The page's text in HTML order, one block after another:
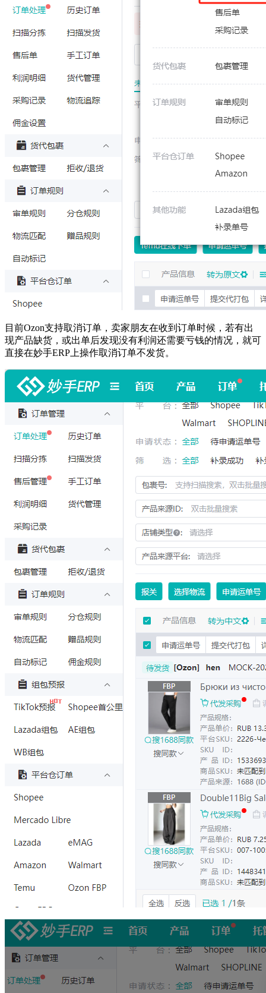
目前Ozon支持取消订单，卖家朋友在收到订单时候，若有出
现产品缺货，或出单后发现没有利润还需要亏钱的情况，就可
直接在妙手ERP上操作取消订单不发货。